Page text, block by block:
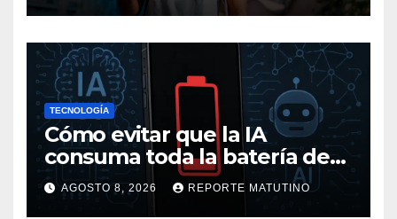
ocasión
TECNOLOGÍA
Cómo evitar que la IA
consuma toda la batería de
tu móvil
AGOSTO 8, 2026 REPORTE MATUTINO